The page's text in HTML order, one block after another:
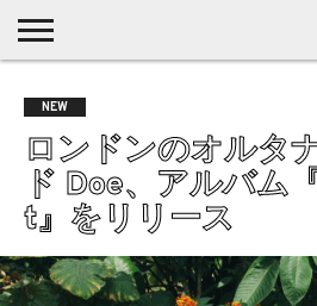
MUSIC
LATEST
POSTS
SPOTLIGHT
NYP
/ DL
DISCOVERY
POP
ALTERNATIVE
ELECTRONIC
SSW
PSYCH
DREAMPOP
NEW
ロンドンのオルタ
ド Doe、アルバム
t』をリリース